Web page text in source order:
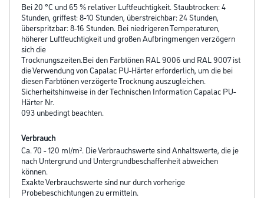
Bei 20 °C und 65 % relativer Luftfeuchtigkeit. Staubtrocken: 4
Stunden, griffest: 8-10 Stunden, überstreichbar: 24 Stunden,
überspritzbar: 8-16 Stunden. Bei niedrigeren Temperaturen,
höherer Luftfeuchtigkeit und großen Aufbringmengen verzögern
sich die
Trocknungszeiten.Bei den Farbtönen RAL 9006 und RAL 9007 ist
die Verwendung von Capalac PU-Härter erforderlich, um die bei
diesen Farbtönen verzögerte Trocknung auszugleichen.
Sicherheitshinweise in der Technischen Information Capalac PU-
Härter Nr.
093 unbedingt beachten.
Verbrauch
Ca. 70 - 120 ml/m². Die Verbrauchswerte sind Anhaltswerte, die je
nach Untergrund und Untergrundbeschaffenheit abweichen
können.
Exakte Verbrauchswerte sind nur durch vorherige
Probebeschichtungen zu ermitteln.